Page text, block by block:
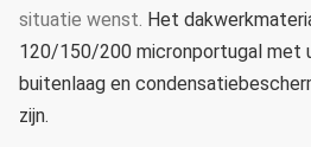
situatie wenst. Het
120/150/200 micronportugal met
buitenlaag en
zijn.